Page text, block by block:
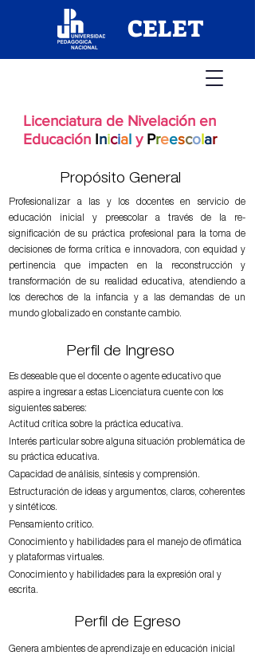
CELET
Licenciatura de Nivelación en
Educación Inicialy Preescolar
Propósito General
Profesionalizar a las y los docentes en servicio de
educación inicial y preescolar a través de la re-
significación de su práctica profesional para la toma de
decisiones de forma crítica e innovadora, con equidad y
pertinencia que impacten en la reconstrucción y
transformación de su realidad educativa, atendiendo a
los derechos de la infancia y a las demandas de un
mundo globalizado en constante cambio.
Perfil de Ingreso
Es deseable que el docente o agente educativo que
aspire a ingresar a estas Licenciatura cuente con los
siguientes saberes:
Actitud crítica sobre la práctica educativa.
Interés particular sobre alguna situación problemática de
su práctica educativa.
Capacidad de análisis, síntesis y comprensión.
Estructuración de ideas y argumentos, claros, coherentes
y sintéticos.
Pensamiento crítico.
Conocimiento y habilidades para el manejo de ofimática
y plataformas virtuales.
Conocimiento y habilidades para la expresión oral y
escrita.
Perfil de Egreso
Genera ambientes de aprendizaje en educación inicial